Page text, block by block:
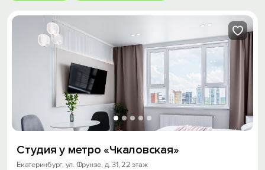
Студия у метро «Чкаловская»
Екатеринбург, ул. Фрунзе, д. 31, 22 этаж